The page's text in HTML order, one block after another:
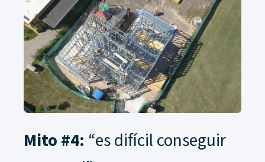
Mito #4: “es difícil conseguir